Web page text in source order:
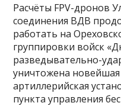
Расчёты FPV-дронов
соединения ВДВ
работать на
группировки войск
разведывательно-
уничтожена новейшая
артиллерийская
пункта управления